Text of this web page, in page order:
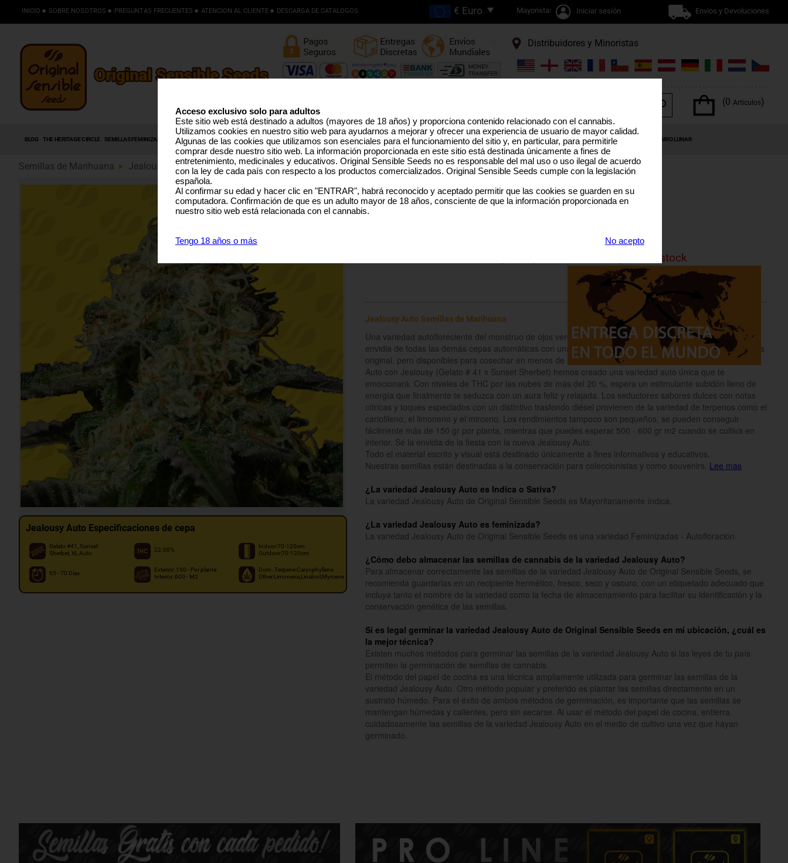
INICIO SOBRE NOSOTROS PREGUNTAS FRECUENTES ATENCION AL CLIENTE DESCARGA DE CATALOGOS Mayoristas Iniciar sesión Envios y Devoluciones
Distribuidores y Minoristas
(0 Articulos)
BLOG THE HERITAGE CIRCLE SEMILLAS FEMINIZADAS SEMILLAS AUTOFLORECIENTES SEMILLAS ALTO THC LÍNEA PRO SEMILLAS MEDICINAL SEMILLAS EEUU SEMILLAS GRANEL TERPENOS DEL CANNABIS OFERTAS ESPECIALES CALENDARIO LUNAR
Semillas de Marihuana Jealousy Auto (89)
Jealousy Auto Especificaciones de cepa
Gelato #41, Sunset
Sherbet, XL Auto
22.00%
Indoor:70-120cm
Outdoor:70-120cm
65 - 70 Días
Exterior: 150 - Por planta
Interior: 600 - M2
Dom. Terpene:Caryophyllene
Other:Limonene,Linalool,Myrcene
Jealousy Auto
Gelato #41xSunset Sherbet x XL Auto
Sorry, this product is currenly out of stock
Jealousy Auto Semillas de Marihuana
Una variedad autofloreciente del monstruo de ojos verdes Jealousy. Estas semillas autofemeninas son la
envidia de todas las demás cepas automáticas con una potencia similar a la variedad Jeaulousy feminizada
original, pero disponibles para cosechar en menos de 10 semanas desde la semilla. Combinando una XL
Auto con Jealousy (Gelato # 41 x Sunset Sherbet) hemos creado una variedad auto única que te
emocionará. Con niveles de THC por las nubes de más del 20 %, espera un estimulante subidón lleno de
energía que finalmente te seduzca con un aura feliz y relajada. Los seductores sabores dulces con notas
cítricas y toques especiados con un distintivo trasfondo diésel provienen de la variedad de terpenos como el
cariofileno, el limoneno y el mirceno. Los rendimientos tampoco son pequeños, se pueden conseguir
fácilmente más de 150 gr por planta, mientras que puedes esperar 500 - 600 gr m2 cuando se cultiva en
interior. Sé la envidia de la fiesta con la nueva Jealousy Auto.
Todo el material escrito y visual está destinado únicamente a fines informativos y educativos.
Nuestras semillas están destinadas a la conservación para coleccionistas y como souvenirs. Lee mas
¿La variedad Jealousy Auto es Indica o Sativa?
La variedad Jealousy Auto de Original Sensible Seeds es Mayoritariamente índica.
¿La variedad Jealousy Auto es feminizada?
La variedad Jealousy Auto de Original Sensible Seeds es una variedad Feminizadas - Autofloración.
¿Cómo debo almacenar las semillas de cannabis de la variedad Jealousy Auto?
Para almacenar correctamente las semillas de la variedad Jealousy Auto de Original Sensible Seeds, se
recomienda guardarlas en un recipiente hermético, fresco, seco y oscuro, con un etiquetado adecuado que
incluya tanto el nombre de la variedad como la fecha de almacenamiento para facilitar su identificación y la
conservación genética de las semillas.
Si es legal germinar la variedad Jealousy Auto de Original Sensible Seeds en mi ubicación, ¿cuál es
la mejor técnica?
Existen muchos métodos para germinar las semillas de la variedad Jealousy Auto si las leyes de tu país
permiten la germinación de semillas de cannabis.
El método del papel de cocina es una técnica ampliamente utilizada para germinar las semillas de la
variedad Jealousy Auto. Otro método popular y preferido es plantar las semillas directamente en un
sustrato húmedo. Para el éxito de ambos métodos de germinación, es importante que las semillas se
mantengan húmedas y calientes, pero sin secarse. Al usar el método del papel de cocina, entierra
cuidadosamente las semillas de la variedad Jealousy Auto en el medio de cultivo una vez que hayan
germinado.
Acceso exclusivo solo para adultos
Este sitio web está destinado a adultos (mayores de 18 años) y proporciona contenido relacionado con el cannabis.
Utilizamos cookies en nuestro sitio web para ayudarnos a mejorar y ofrecer una experiencia de usuario de mayor calidad.
Algunas de las cookies que utilizamos son esenciales para el funcionamiento del sitio y, en particular, para permitirle
comprar desde nuestro sitio web. La información proporcionada en este sitio está destinada únicamente a fines de
entretenimiento, medicinales y educativos. Original Sensible Seeds no es responsable del mal uso o uso ilegal de acuerdo
con la ley de cada país con respecto a los productos comercializados. Original Sensible Seeds cumple con la legislación
española.
Al confirmar su edad y hacer clic en "ENTRAR", habrá reconocido y aceptado permitir que las cookies se guarden en su
computadora. Confirmación de que es un adulto mayor de 18 años, consciente de que la información proporcionada en
nuestro sitio web está relacionada con el cannabis.
Tengo 18 años o más No acepto